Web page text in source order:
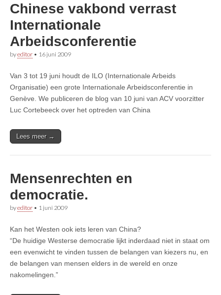
Chinese vakbond verrast
Internationale
Arbeidsconferentie
byeditor • 16 juni 2009
Van 3 tot 19 juni houdt de ILO (Internationale Arbeids
Organisatie) een grote Internationale Arbeidsconferentie in
Genève. We publiceren de blog van 10 juni van ACV voorzitter
Luc Cortebeeck over het optreden van China
Lees meer →
Mensenrechten en
democratie.
byeditor • 1 juni 2009
Kan het Westen ook iets leren van China?
“De huidige Westerse democratie lijkt inderdaad niet in staat om
een evenwicht te vinden tussen de belangen van kiezers nu, en
de belangen van mensen elders in de wereld en onze
nakomelingen.”